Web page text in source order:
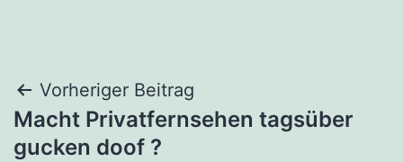
Beitragsnavigation
Vorheriger Beitrag
Macht Privatfernsehen tagsüber
gucken doof ?